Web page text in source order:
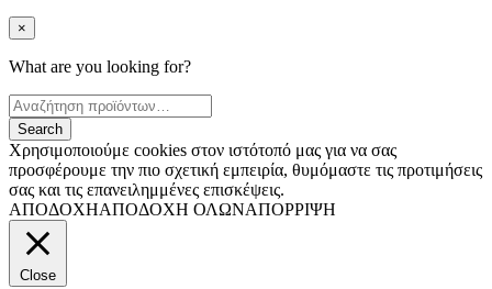
×
What are you looking for?
Χρησιμοποιούμε cookies στον ιστότοπό μας για να σας
προσφέρουμε την πιο σχετική εμπειρία, θυμόμαστε τις προτιμήσεις
σας και τις επανειλημμένες επισκέψεις.
ΑΠΟΔΟΧΗΑΠΟΔΟΧΗ ΟΛΩΝΑΠΟΡΡΙΨΗ
Close